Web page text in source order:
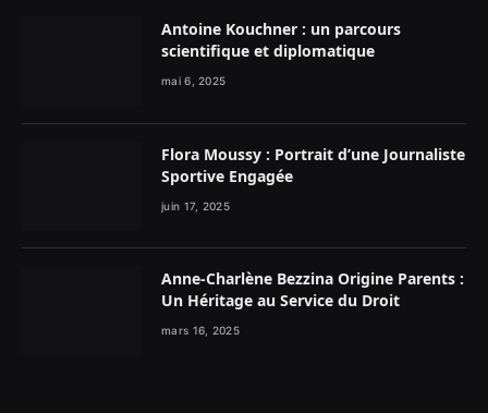
Antoine Kouchner : un parcours
scientifique et diplomatique
mai 6, 2025
Flora Moussy : Portrait d’une Journaliste
Sportive Engagée
juin 17, 2025
Anne-Charlène Bezzina Origine Parents :
Un Héritage au Service du Droit
mars 16, 2025